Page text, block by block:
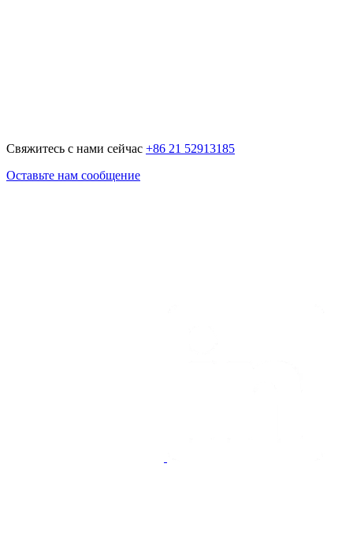
Свяжитесь с нами сейчас +86 21 52913185
Оставьте нам сообщение